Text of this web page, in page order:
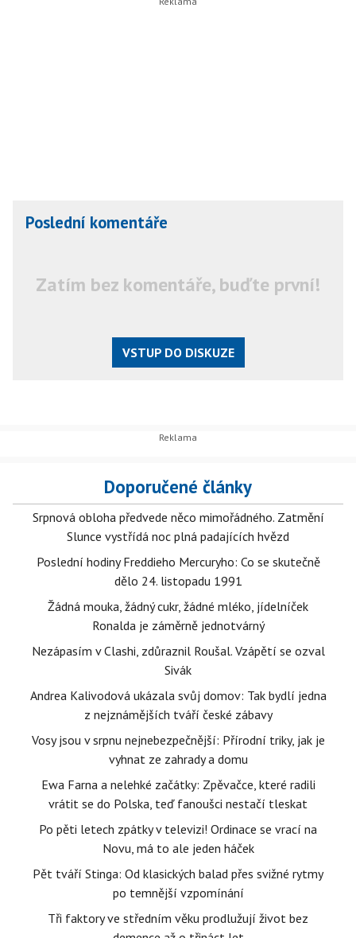
Poslední komentáře
Zatím bez komentáře, buďte první!
VSTUP DO DISKUZE
Doporučené články
Srpnová obloha předvede něco mimořádného. Zatmění
Slunce vystřídá noc plná padajících hvězd
Poslední hodiny Freddieho Mercuryho: Co se skutečně
dělo 24. listopadu 1991
Žádná mouka, žádný cukr, žádné mléko, jídelníček
Ronalda je záměrně jednotvárný
Nezápasím v Clashi, zdůraznil Roušal. Vzápětí se ozval
Sivák
Andrea Kalivodová ukázala svůj domov: Tak bydlí jedna
z nejznámějších tváří české zábavy
Vosy jsou v srpnu nejnebezpečnější: Přírodní triky, jak je
vyhnat ze zahrady a domu
Ewa Farna a nelehké začátky: Zpěvačce, které radili
vrátit se do Polska, teď fanoušci nestačí tleskat
Po pěti letech zpátky v televizi! Ordinace se vrací na
Novu, má to ale jeden háček
Pět tváří Stinga: Od klasických balad přes svižné rytmy
po temnější vzpomínání
Tři faktory ve středním věku prodlužují život bez